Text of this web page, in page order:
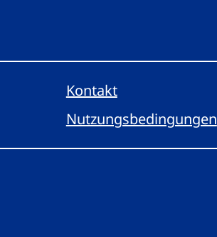
Kontakt
Nutzungsbedingungen